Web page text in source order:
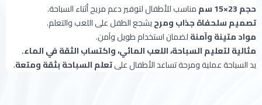
حجم 23×15 سم
مناسب للأطفال لتوفير دعم مريح أثناء السباحة.
تصميم سلحفاة جذاب ومرحيشجع الطفل على اللعب والتعلم.
مواد متينة وآمنةلضمان استخدام طويل وآمن.
مثالية لتعليم السباحة، اللعب المائي، واكتساب الثقة في الماء.
يد السباحة عملية ومرحة تساعد الأطفال علىتعلم السباحة بثقة ومتعة.